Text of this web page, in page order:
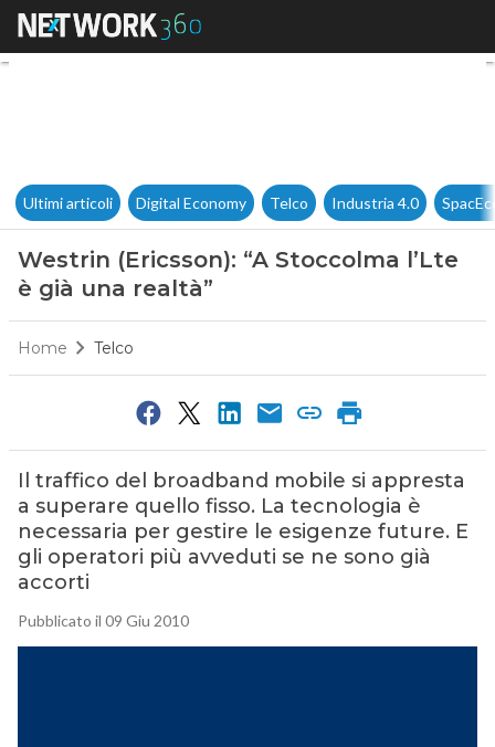
Westrin (Ericsson): “A
Ultimi articoli Digital Economy Telco Industria 4.0
Westrin (Ericsson): “A Stoccolma l’Lte
è già una realtà”
Home Telco
Il traffico del broadband mobile si appresta
a superare quello fisso. La tecnologia è
necessaria per gestire le esigenze future. E
gli operatori più avveduti se ne sono già
accorti
Pubblicato il 09 Giu 2010